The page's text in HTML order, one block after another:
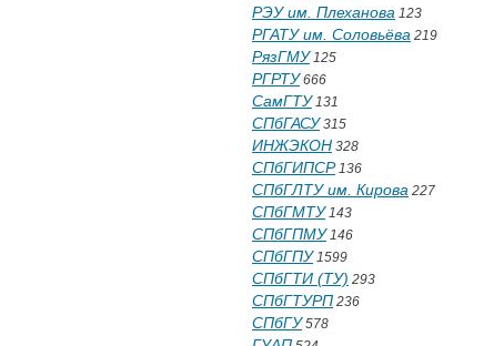
РЭУ им. Плеханова 123
РГАТУ им. Соловьёва 219
РязГМУ125
РГРТУ666
СамГТУ131
СПбГАСУ315
ИНЖЭКОН 328
СПбГИПСР136
СПбГЛТУ им. Кирова 227
СПбГМТУ143
СПбГПМУ146
СПбГПУ1599
СПбГТИ (ТУ) 293
СПбГТУРП 236
СПбГУ578